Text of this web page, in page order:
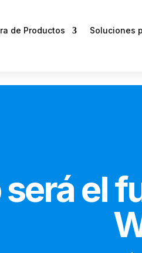
de Productos Soluciones
el